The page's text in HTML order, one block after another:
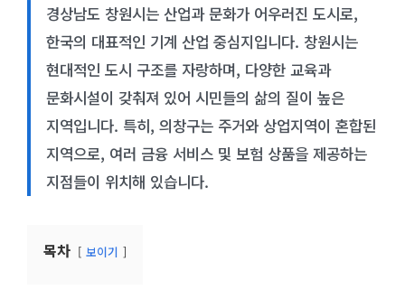
경상남도 창원시는 산업과 문화가 어우러진 도시로,
한국의 대표적인 기계 산업 중심지입니다. 창원시는
현대적인 도시 구조를 자랑하며, 다양한 교육과
문화시설이 갖춰져 있어 시민들의 삶의 질이 높은
지역입니다. 특히, 의창구는 주거와 상업지역이 혼합된
지역으로, 여러 금융 서비스 및 보험 상품을 제공하는
지점들이 위치해 있습니다.
목차 보이기